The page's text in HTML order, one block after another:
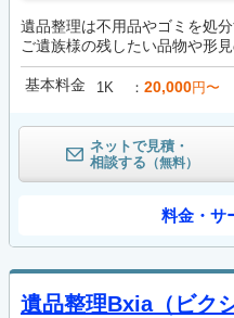
遺品整理は不用品やゴミを処
ご遺族様の残したい品物や形
基本料金 1K 20,000円〜
ネットで見積・
相談する （無料）
料金・サ
遺品整理Bxia（ビクシ